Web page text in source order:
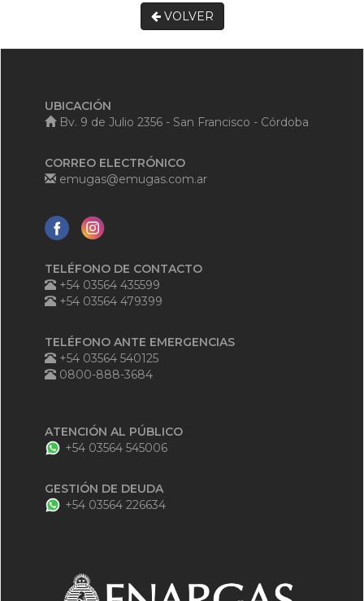
VOLVER
UBICACIÓN
Bv. 9 de Julio 2356 - San Francisco - Córdoba
CORREO ELECTRÓNICO
emugas@emugas.com.ar
TELÉFONO DE CONTACTO
+54 03564 435599
+54 03564 479399
TELÉFONO ANTE EMERGENCIAS
+54 03564 540125
0800-888-3684
ATENCIÓN AL PÚBLICO
+54 03564 545006
GESTIÓN DE DEUDA
+54 03564 226634